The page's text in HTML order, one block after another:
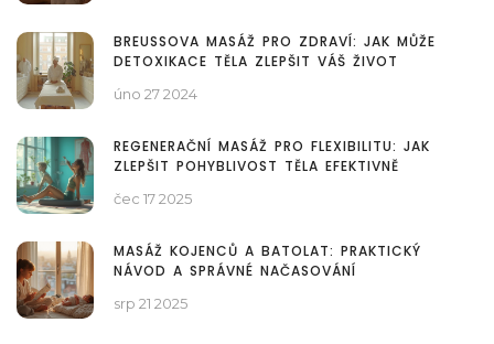
BREUSSOVA MASÁŽ PRO ZDRAVÍ: JAK MŮŽE
DETOXIKACE TĚLA ZLEPŠIT VÁŠ ŽIVOT
úno 27 2024
REGENERAČNÍ MASÁŽ PRO FLEXIBILITU: JAK
ZLEPŠIT POHYBLIVOST TĚLA EFEKTIVNĚ
čec 17 2025
MASÁŽ KOJENCŮ A BATOLAT: PRAKTICKÝ
NÁVOD A SPRÁVNÉ NAČASOVÁNÍ
srp 21 2025